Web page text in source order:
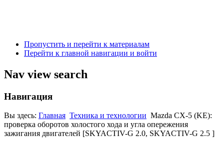
Пропустить и перейти к материалам
Перейти к главной навигации и войти
Nav view search
Навигация
Вы здесь: Главная Техника и технологии Mazda CX-5 (KE):
проверка оборотов холостого хода и угла опережения
зажигания двигателей [SKYACTIV-G 2.0, SKYACTIV-G 2.5 ]